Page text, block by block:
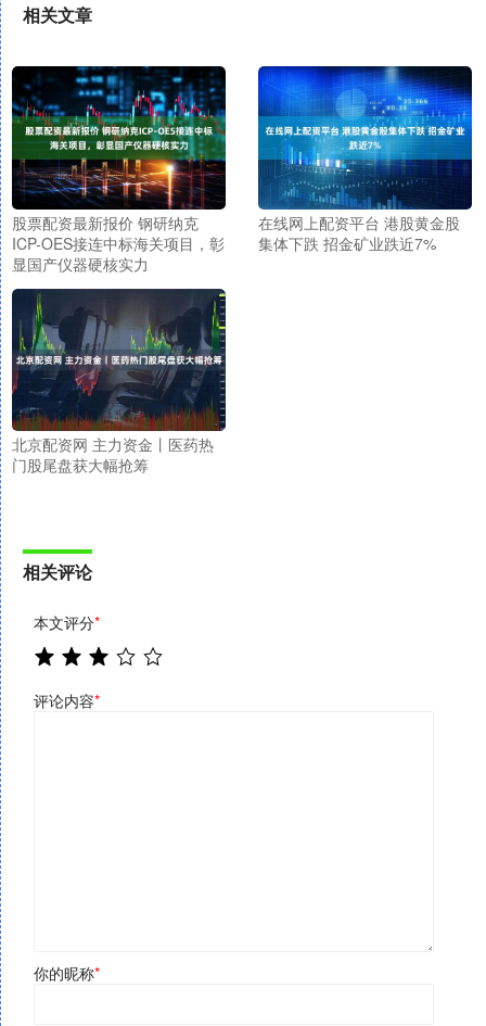
相关文章
股票配资最新报价 钢研纳克
ICP-OES接连中标海关项目，彰
显国产仪器硬核实力
在线网上配资平台 港股黄金股
集体下跌 招金矿业跌近7%
北京配资网 主力资金丨医药热
门股尾盘获大幅抢筹
相关评论
本文评分*
评论内容*
你的昵称*